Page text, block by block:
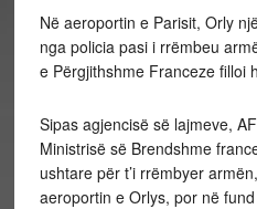
Në aeroportin e Parisit, Orly
nga policia pasi i rrëmbeu
e Përgjithshme Franceze filloi
Sipas agjencisë së lajmeve,
Ministrisë së Brendshme
ushtare për t’i rrëmbyer
aeroportin e Orlys, por në